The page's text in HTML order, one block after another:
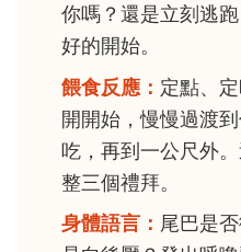
你嗎？還是立刻逃
好的開始。
餵食反應： 定點、
開開始，慢慢過渡
吃，再到一公尺外
整三個禮拜。
身體語言： 尾巴是